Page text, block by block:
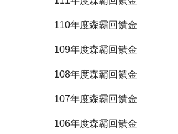
110年度森霸回饋金
109年度森霸回饋金
108年度森霸回饋金
107年度森霸回饋金
106年度森霸回饋金